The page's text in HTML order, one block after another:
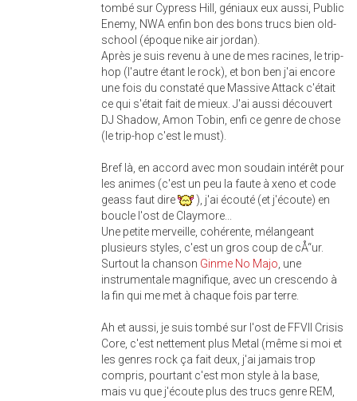
tombé sur Cypress Hill, géniaux eux aussi, Public
Enemy, NWA enfin bon des bons trucs bien old-
school (époque nike air jordan).
Après je suis revenu à une de mes racines, le trip-
hop (l'autre étant le rock), et bon ben j'ai encore
une fois du constaté que Massive Attack c'était
ce qui s'était fait de mieux. J'ai aussi découvert
DJ Shadow, Amon Tobin, enfi ce genre de chose
(le trip-hop c'est le must).
Bref là, en accord avec mon soudain intérêt pour
les animes (c'est un peu la faute à xeno et code
geass faut dire
), j'ai écouté (et j'écoute) en
boucle l'ost de Claymore...
Une petite merveille, cohérente, mélangeant
plusieurs styles, c'est un gros coup de cÅ“ur.
Surtout la chanson Ginme No Majo , une
instrumentale magnifique, avec un crescendo à
la fin qui me met à chaque fois par terre.
Ah et aussi, je suis tombé sur l'ost de FFVII Crisis
Core, c'est nettement plus Metal (même si moi et
les genres rock ça fait deux, j'ai jamais trop
compris, pourtant c'est mon style à la base,
mais vu que j'écoute plus des trucs genre REM,